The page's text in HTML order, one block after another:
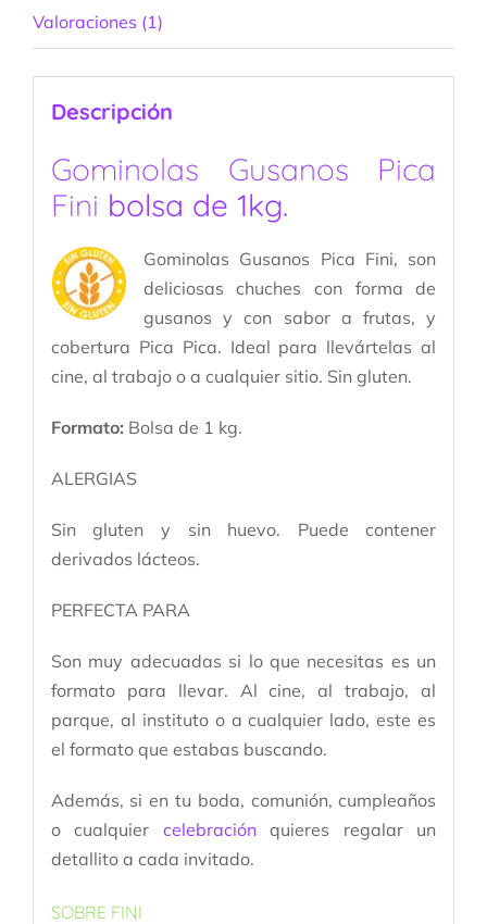
Valoraciones (1)
Descripción
Gominolas Gusanos Pica
Fini bolsa de 1kg.
Gominolas Gusanos Pica Fini, son
deliciosas chuches con forma de
gusanos y con sabor a frutas, y
cobertura Pica Pica. Ideal para llevártelas al
cine, al trabajo o a cualquier sitio. Sin gluten.
Formato: Bolsa de 1 kg.
ALERGIAS
Sin gluten y sin huevo. Puede contener
derivados lácteos.
PERFECTA PARA
Son muy adecuadas si lo que necesitas es un
formato para llevar. Al cine, al trabajo, al
parque, al instituto o a cualquier lado, este es
el formato que estabas buscando.
Además, si en tu boda, comunión, cumpleaños
o cualquier celebraciónquieres regalar un
detallito a cada invitado.
SOBRE FINI